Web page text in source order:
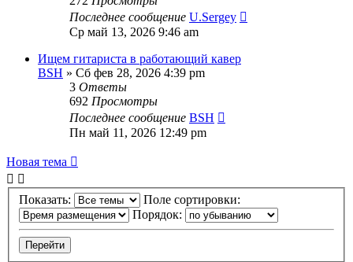
Последнее сообщение U.Sergey
Ср май 13, 2026 9:46 am
Ищем гитариста в работающий кавер
BSH » Сб фев 28, 2026 4:39 pm
3 Ответы
692 Просмотры
Последнее сообщение BSH
Пн май 11, 2026 12:49 pm
Новая тема
Показать:
Поле сортировки:
Порядок: